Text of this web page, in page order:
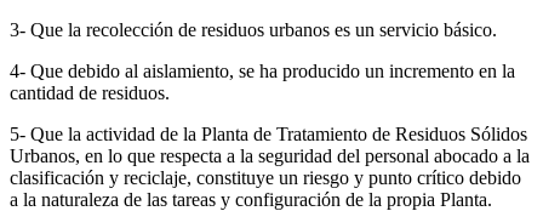
3- Que la recolección de residuos urbanos es un servicio básico.
4- Que debido al aislamiento, se ha producido un incremento en la
cantidad de residuos.
5- Que la actividad de la Planta de Tratamiento de Residuos Sólidos
Urbanos, en lo que respecta a la seguridad del personal abocado a la
clasificación y reciclaje, constituye un riesgo y punto crítico debido
a la naturaleza de las tareas y configuración de la propia Planta.